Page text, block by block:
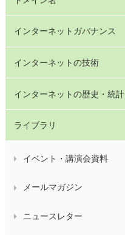
インターネットガバナンス
インターネットの技術
インターネットの歴史・統計
ライブラリ
イベント・講演会資料
メールマガジン
ニュースレター